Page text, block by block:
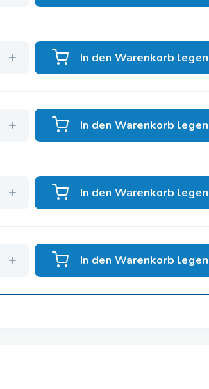
In den Warenkorb legen
In den Warenkorb legen
In den Warenkorb legen
In den Warenkorb legen